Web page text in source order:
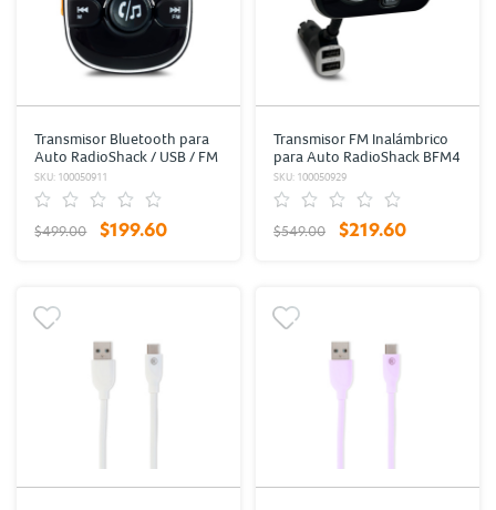
Transmisor Bluetooth para
Auto RadioShack / USB / FM
/ Negro
SKU: 100050911
$499.00 $199.60
Transmisor FM Inalámbrico
para Auto RadioShack BFM4
/ USB
SKU: 100050929
$549.00 $219.60